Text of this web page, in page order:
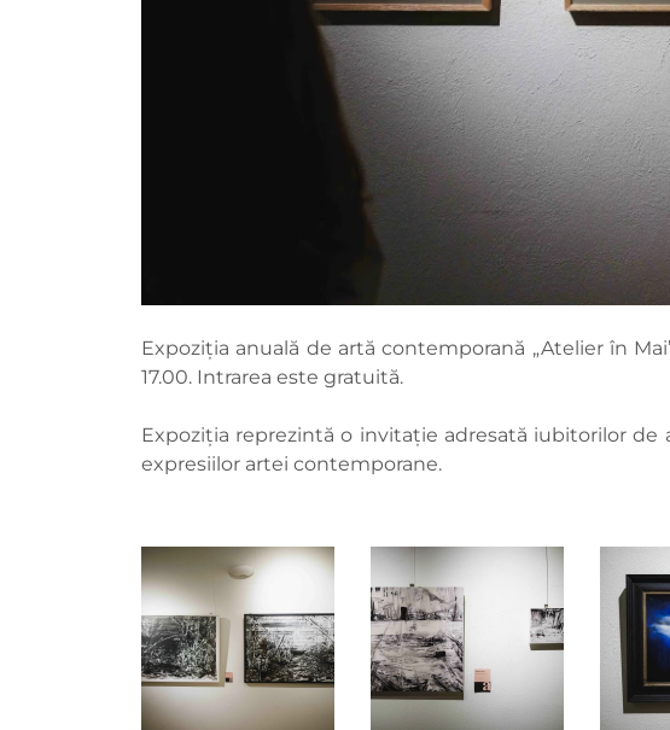
Expoziția anuală de artă contemporană „Atelier în
17.00. Intrarea este gratuită.
Expoziția reprezintă o invitație adresată iubitorilor
expresiilor artei contemporane.